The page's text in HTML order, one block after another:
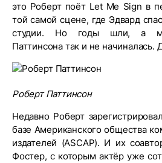
это Роберт поёт Let Me Sign в
той самой сцене, где Эдвард
студии. Но годы шли, а
Паттинсона так и не начиналась.
Роберт Паттинсон
Недавно Роберт
базе Американского общества
издателей (ASCAP). И их
Фостер, с которым актёр уже